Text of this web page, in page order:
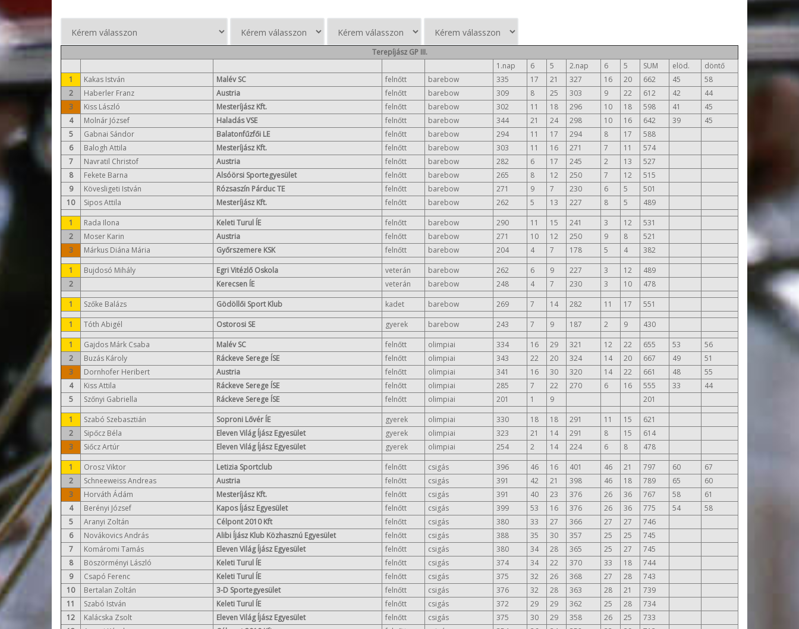
Terepíjász GP III.
1.nap
6 5 2.nap 6 5 SUM elöd.
döntő
1
Kakas István Malév SC felnőtt barebow 335 17 21 327 16 20 662 45
58
2
Haberler Franz Austria felnőtt barebow 309 8 25 303 9 22 612 42
44
3
Kiss László Mesteríjász Kft. felnőtt barebow 302 11 18 296 10 18 598 41
45
4
Molnár József Haladás VSE felnőtt barebow 344 21 24 298 10 16 642 39
45
5
Gabnai Sándor Balatonfűzfői LE felnőtt barebow 294 11 17 294 8 17
588
6
Balogh Attila Mesteríjász Kft. felnőtt barebow 303 11 16 271 7 11
574
7
Navratil Christof Austria felnőtt barebow 282 6 17 245 2 13
527
8
Fekete Barna Alsóörsi Sportegyesület felnőtt barebow 265 8 12 250 7 12
515
9
Kövesligeti István Rózsaszín Párduc TE felnőtt barebow 271 9 7 230 6 5
501
10
Sipos Attila Mesteríjász Kft. felnőtt barebow 262 5 13 227 8 5
489
1
Rada Ilona Keleti Turul ÍE felnőtt barebow 290 11 15 241 3 12
531
2
Moser Karin Austria felnőtt barebow 271 10 12 250 9 8
521
3
Márkus Diána Mária Győrszemere KSK felnőtt barebow 204 4 7 178 5 4
382
1
Bujdosó Mihály Egri Vitézlő Oskola veterán barebow 262 6 9 227 3 12
489
2
Kerecsen ÍE veterán barebow 248 4 7 230 3 10
478
1
Szőke Balázs Gödöllői Sport Klub kadet barebow 269 7 14 282 11 17
551
1
Tóth Abigél Ostorosi SE gyerek barebow 243 7 9 187 2 9
430
1
Gajdos Márk Csaba Malév SC felnőtt olimpiai 334 16 29 321 12 22 655 53
56
2
Buzás Károly Ráckeve Serege ÍSE felnőtt olimpiai 343 22 20 324 14 20 667 49
51
3
Dornhofer Heribert Austria felnőtt olimpiai 341 16 30 320 14 22 661 48
55
4
Kiss Attila Ráckeve Serege ÍSE felnőtt olimpiai 285 7 22 270 6 16 555 33
44
5
Szőnyi Gabriella Ráckeve Serege ÍSE felnőtt olimpiai 201 1 9
201
1
Szabó Szebasztián Soproni Lővér ÍE gyerek olimpiai 330 18 18 291 11 15
621
2
Sipőcz Béla Eleven Világ Íjász Egyesület gyerek olimpiai 323 21 14 291 8 15
614
3
Siőcz Artúr Eleven Világ Íjász Egyesület gyerek olimpiai 254 2 14 224 6 8
478
1
Orosz Viktor Letizia Sportclub felnőtt csigás 396 46 16 401 46 21 797 60
67
2
Schneeweiss Andreas Austria felnőtt csigás 391 42 21 398 46 18 789 65
60
3
Horváth Ádám Mesteríjász Kft. felnőtt csigás 391 40 23 376 26 36 767 58
61
4
Berényi József Kapos Íjász Egyesület felnőtt csigás 399 53 16 376 26 36 775 54
58
5
Aranyi Zoltán Célpont 2010 Kft felnőtt csigás 380 33 27 366 27 27
746
6
Novákovics András Alibi Íjász Klub Közhasznú Egyesület felnőtt csigás 388 35 30 357 25 25
745
7
Komáromi Tamás Eleven Világ Íjász Egyesület felnőtt csigás 380 34 28 365 25 27
745
8
Böszörményi László Keleti Turul ÍE felnőtt csigás 374 34 22 370 33 18
744
9
Csapó Ferenc Keleti Turul ÍE felnőtt csigás 375 32 26 368 27 28
743
10
Bertalan Zoltán 3-D Sportegyesület felnőtt csigás 376 32 28 363 28 21
739
11
Szabó István Keleti Turul ÍE felnőtt csigás 372 29 29 362 25 28
734
12
Kalácska Zsolt Eleven Világ Íjász Egyesület felnőtt csigás 375 30 29 358 26 25
733